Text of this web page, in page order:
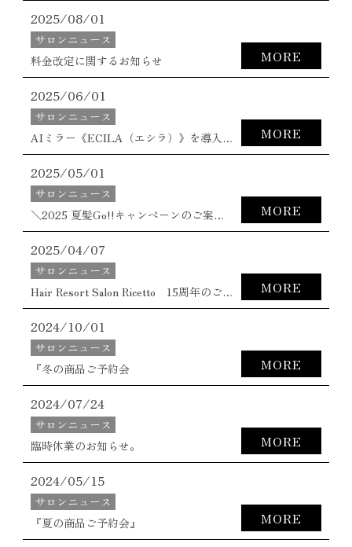
2025/08/01
サロンニュース
料金改定に関するお知らせ
MORE
2025/06/01
サロンニュース
AIミラー《ECILA（エシラ）》を導入のお知らせ。
MORE
2025/05/01
サロンニュース
＼2025 夏髪Go!!キャンペーンのご案内／
MORE
2025/04/07
サロンニュース
Hair Resort Salon Ricetto 15周年のご挨拶。
MORE
2024/10/01
サロンニュース
『冬の商品ご予約会
MORE
2024/07/24
サロンニュース
臨時休業のお知らせ。
MORE
2024/05/15
サロンニュース
『夏の商品ご予約会』
MORE